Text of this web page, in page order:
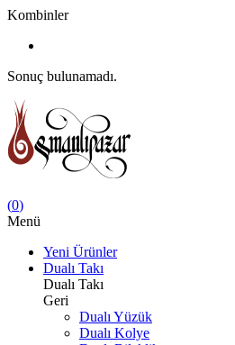
Kombinler
Sonuç bulunamadı.
(0)
Menü
Yeni Ürünler
Dualı Takı
Dualı Takı
Geri
Dualı Yüzük
Dualı Kolye